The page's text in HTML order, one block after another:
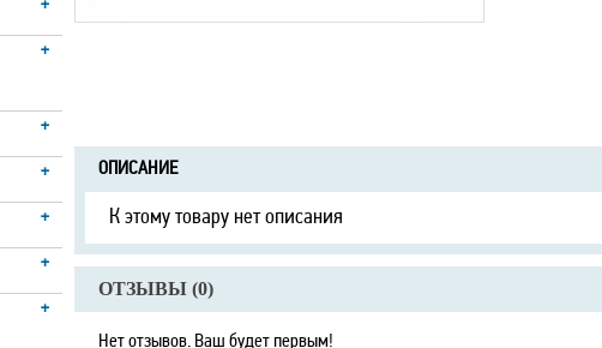
ОПИСАНИЕ
К этому товару нет описания
ОТЗЫВЫ (0)
Нет отзывов. Ваш будет первым!